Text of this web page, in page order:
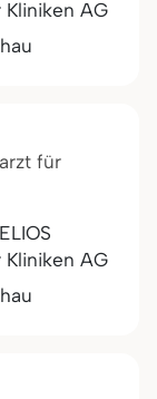
AG
für
AG